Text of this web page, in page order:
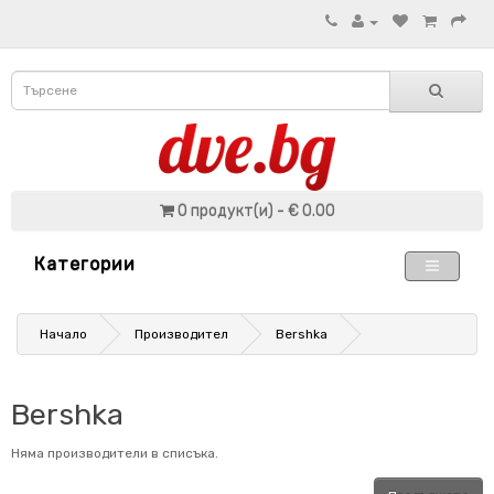
0 продукт(и) - € 0.00
Категории
Начало Производител Bershka
Bershka
Няма производители в списъка.